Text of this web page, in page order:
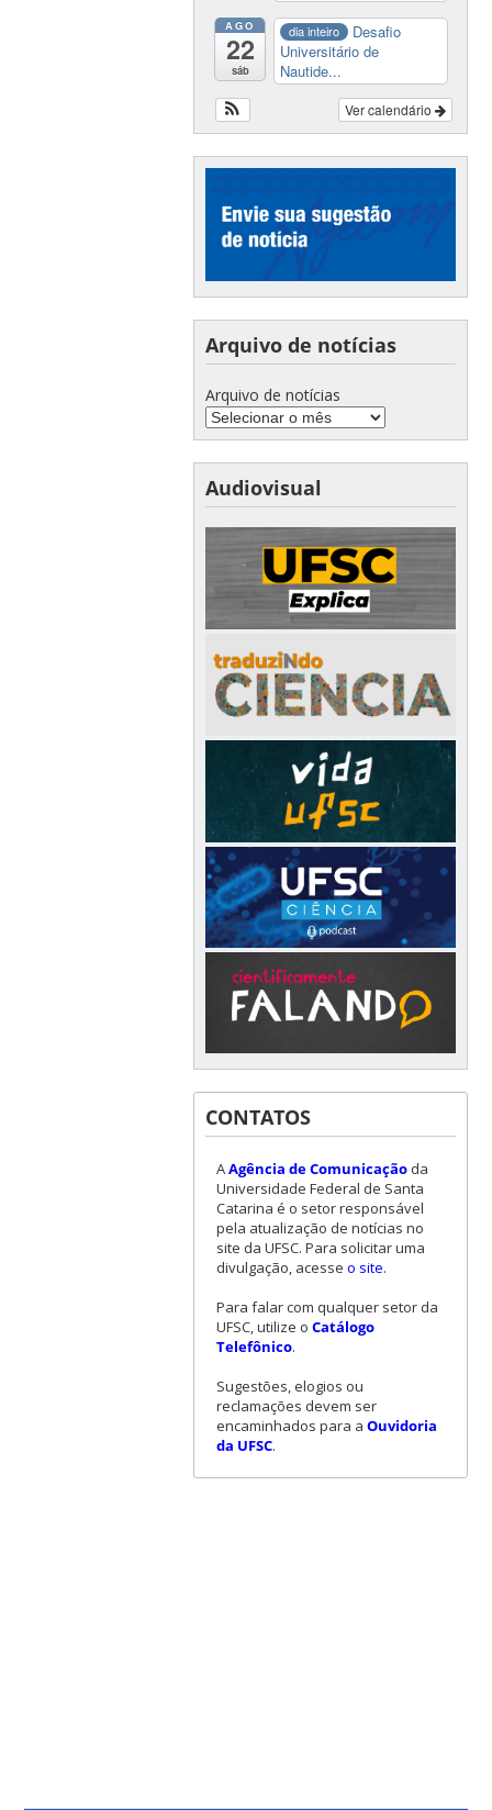
AGO
22
sáb
dia inteiro
Desafio
Universitário de
Nautide...
Ver calendário
Arquivo de notícias
Arquivo de notícias
Audiovisual
CONTATOS
AAgência de Comunicaçãoda
Universidade Federal de Santa
Catarina é o setor responsável
pela atualização de notícias no
site da UFSC. Para solicitar uma
divulgação, acesse o site.
Para falar com qualquer setor da
UFSC, utilize o Catálogo
Telefônico.
Sugestões, elogios ou
reclamações devem ser
encaminhados para a Ouvidoria
da UFSC.